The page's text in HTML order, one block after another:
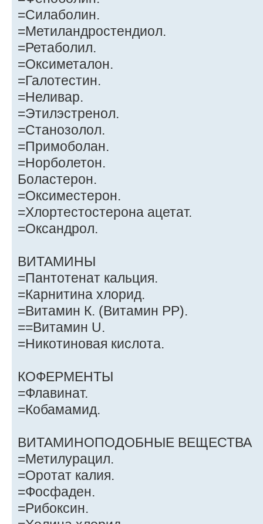
=Силаболин.
=Метиландростендиол.
=Ретаболил.
=Оксиметалон.
=Галотестин.
=Неливар.
=Этилэстренол.
=Станозолол.
=Примоболан.
=Норболетон.
Боластерон.
=Оксиместерон.
=Хлортестостерона ацетат.
=Оксандрол.
ВИТАМИНЫ
=Пантотенат кальция.
=Карнитина хлорид.
=Витамин К. (Витамин РР).
==Витамин U.
=Никотиновая кислота.
КОФЕРМЕНТЫ
=Флавинат.
=Кобамамид.
ВИТАМИНОПОДОБНЫЕ ВЕЩЕСТВА
=Метилурацил.
=Оротат калия.
=Фосфаден.
=Рибоксин.